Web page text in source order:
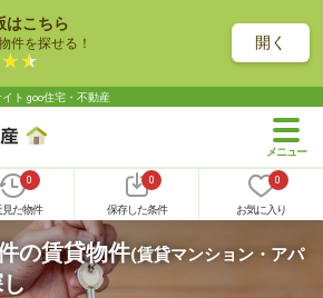
はこちら
件を探せる！ 開く
ト goo住宅・不動産
0
見た物件
0
保存した条件
0
お気に入り
の賃貸物件(賃貸マンション・アパ